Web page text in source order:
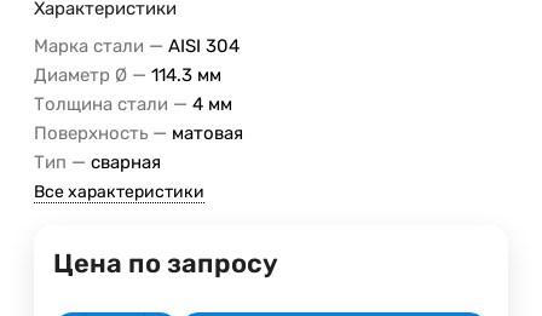
Характеристики
Марка стали — AISI 304
Диаметр Ø — 114.3 мм
Толщина стали — 4 мм
Поверхность — матовая
Тип — сварная
Все характеристики
Цена по запросу